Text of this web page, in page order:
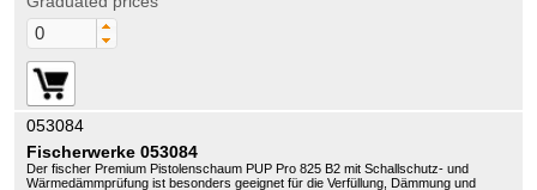
053084
Fischerwerke 053084
Der fischer Premium Pistolenschaum PUP Pro 825 B2 mit Schallschutz- und
Wärmedämmprüfung ist besonders geeignet für die Verfüllung, Dämmung und